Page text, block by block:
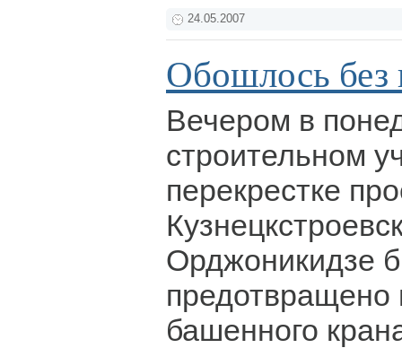
24.05.2007
Обошлось без
Вечером в
строительном
перекрестке
Орджоникидзе
предотвращено
башенного